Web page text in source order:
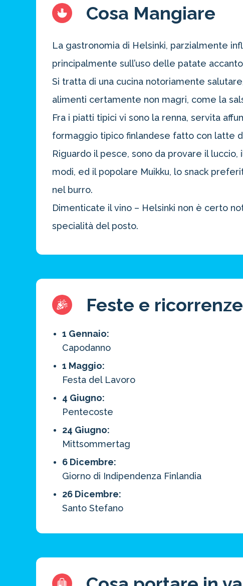
Cosa Mangiare
La gastronomia di Helsinki, parzialmente
principalmente sull’uso delle patate
Si tratta di una cucina notoriamente
alimenti certamente non magri, come la
Fra i piatti tipici vi sono la renna, servita
formaggio tipico finlandese fatto con latte
Riguardo il pesce, sono da provare il
modi, ed il popolare Muikku, lo snack
nel burro.
Dimenticate il vino – Helsinki non è certo
specialità del posto.
Feste e ricorrenze
1 Gennaio:
Capodanno
1 Maggio:
Festa del Lavoro
4 Giugno:
Pentecoste
24 Giugno:
Mittsommertag
6 Dicembre:
Giorno di Indipendenza Finlandia
26 Dicembre:
Santo Stefano